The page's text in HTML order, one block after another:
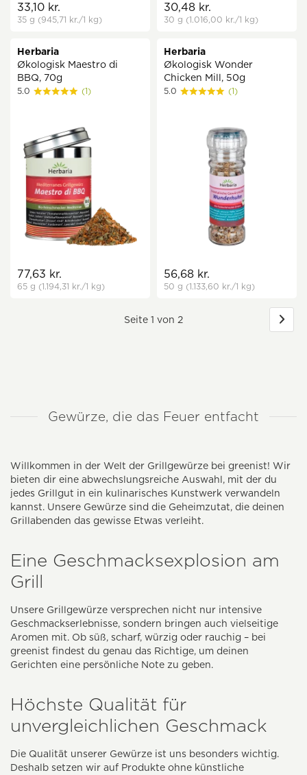
33,10 kr.
35 g (945,71 kr./1 kg)
30,48 kr.
30 g (1.016,00 kr./1 kg)
Herbaria
Økologisk Maestro di
BBQ, 70g
5.0 (1)
77,63 kr.
65 g (1.194,31 kr./1 kg)
Herbaria
Økologisk Wonder
Chicken Mill, 50g
5.0 (1)
56,68 kr.
50 g (1.133,60 kr./1 kg)
Seite 1 von 2
Gewürze, die das Feuer entfacht
Willkommen in der Welt der Grillgewürze bei greenist! Wir
bieten dir eine abwechslungsreiche Auswahl, mit der du
jedes Grillgut in ein kulinarisches Kunstwerk verwandeln
kannst. Unsere Gewürze sind die Geheimzutat, die deinen
Grillabenden das gewisse Etwas verleiht.
Eine Geschmacksexplosion am
Grill
Unsere Grillgewürze versprechen nicht nur intensive
Geschmackserlebnisse, sondern bringen auch vielseitige
Aromen mit. Ob süß, scharf, würzig oder rauchig – bei
greenist findest du genau das Richtige, um deinen
Gerichten eine persönliche Note zu geben.
Höchste Qualität für
unvergleichlichen Geschmack
Die Qualität unserer Gewürze ist uns besonders wichtig.
Deshalb setzen wir auf Produkte ohne künstliche